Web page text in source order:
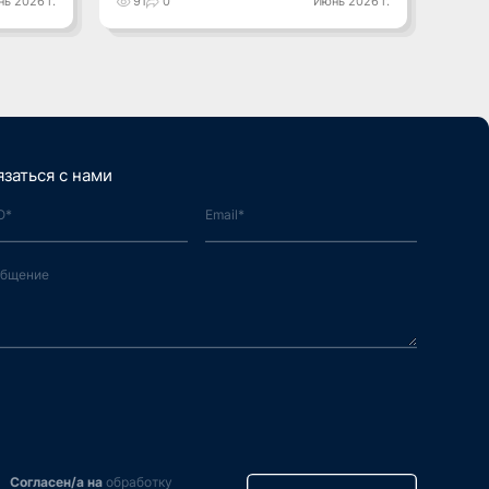
с нами
Согласен/а наобработку